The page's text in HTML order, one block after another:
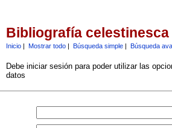
Bibliografía celestinesca
Inicio| Mostrar todo| Búsqueda simple| Búsqueda
Debe iniciar sesión para poder utilizar las
datos